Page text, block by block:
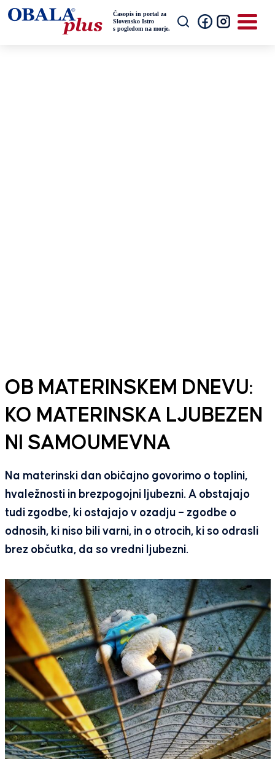
OB MATERINSKEM DNEVU:
KO MATERINSKA LJUBEZEN
NI SAMOUMEVNA
Na materinski dan običajno govorimo o toplini,
hvaležnosti in brezpogojni ljubezni. A obstajajo
tudi zgodbe, ki ostajajo v ozadju – zgodbe o
odnosih, ki niso bili varni, in o otrocih, ki so odrasli
brez občutka, da so vredni ljubezni.